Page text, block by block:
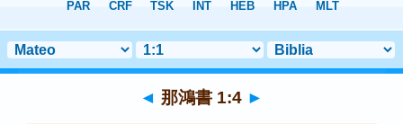
> 聖經金句 4
◄ 那鴻書 1:4 ►